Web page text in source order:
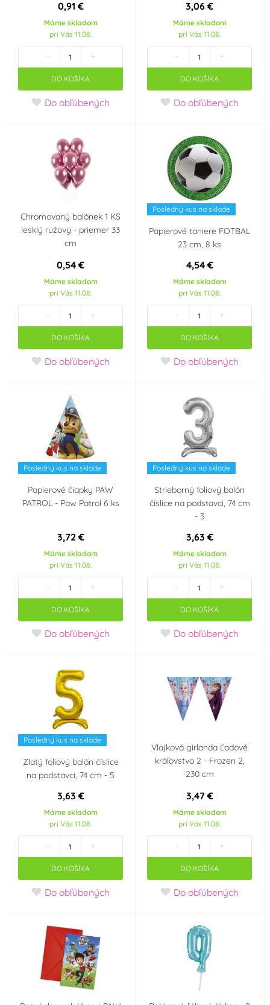
0,91 €
Máme skladom
pri Vás 11.08.
- +
DO KOŠÍKA
Do obľúbených
3,06 €
Máme skladom
pri Vás 11.08.
- +
DO KOŠÍKA
Do obľúbených
Chromovaný balónek 1 KS
lesklý ružový - priemer 33
cm
0,54 €
Máme skladom
pri Vás 11.08.
- +
DO KOŠÍKA
Do obľúbených
Posledný kus na sklade
Papierové taniere FOTBAL
23 cm, 8 ks
4,54 €
Máme skladom
pri Vás 11.08.
- +
DO KOŠÍKA
Do obľúbených
Posledný kus na sklade
Papierové čiapky PAW
PATROL - Paw Patrol 6 ks
3,72 €
Máme skladom
pri Vás 11.08.
- +
DO KOŠÍKA
Do obľúbených
Posledný kus na sklade
Strieborný foliový balón
číslice na podstavci, 74 cm
- 3
3,63 €
Máme skladom
pri Vás 11.08.
- +
DO KOŠÍKA
Do obľúbených
Posledný kus na sklade
Zlatý foliový balón číslice
na podstavci, 74 cm - 5
3,63 €
Máme skladom
pri Vás 11.08.
- +
DO KOŠÍKA
Do obľúbených
Vlajková girlanda Ľadové
kráľovstvo 2 - Frozen 2,
230 cm
3,47 €
Máme skladom
pri Vás 11.08.
- +
DO KOŠÍKA
Do obľúbených